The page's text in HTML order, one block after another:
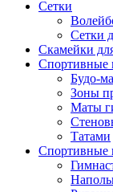
Сетки
Сетки
Скамейки
Спортивные
Будо-
Зоны
Маты
Татами
Спортивные